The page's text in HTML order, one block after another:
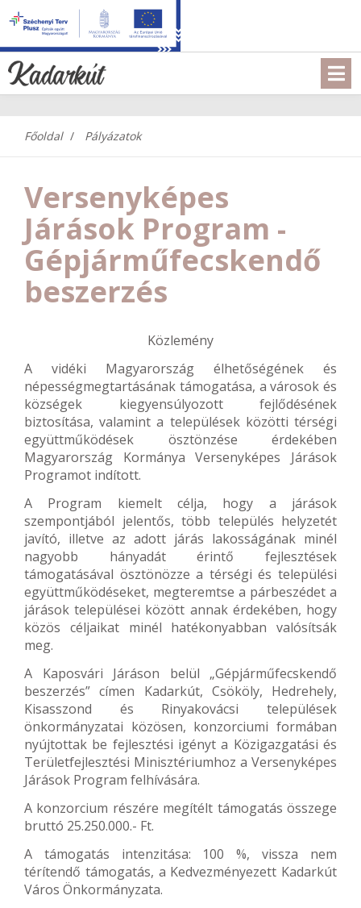
Főoldal Pályázatok
Versenyképes
Járások Program -
Gépjárműfecskendő
beszerzés
Közlemény
A vidéki Magyarország élhetőségének és
népességmegtartásának támogatása, a városok és
községek kiegyensúlyozott fejlődésének
biztosítása, valamint a települések közötti térségi
együttműködések ösztönzése érdekében
Magyarország Kormánya Versenyképes Járások
Programot indított.
A Program kiemelt célja, hogy a járások
szempontjából jelentős, több település helyzetét
javító, illetve az adott járás lakosságának minél
nagyobb hányadát érintő fejlesztések
támogatásával ösztönözze a térségi és települési
együttműködéseket, megteremtse a párbeszédet a
járások települései között annak érdekében, hogy
közös céljaikat minél hatékonyabban valósítsák
meg.
A Kaposvári Járáson belül „Gépjárműfecskendő
beszerzés” címen Kadarkút, Csököly, Hedrehely,
Kisasszond és Rinyakovácsi települések
önkormányzatai közösen, konzorciumi formában
nyújtottak be fejlesztési igényt a Közigazgatási és
Területfejlesztési Minisztériumhoz a Versenyképes
Járások Program felhívására.
A konzorcium részére megítélt támogatás összege
bruttó 25.250.000.- Ft.
A támogatás intenzitása: 100 %, vissza nem
térítendő támogatás, a Kedvezményezett Kadarkút
Város Önkormányzata.